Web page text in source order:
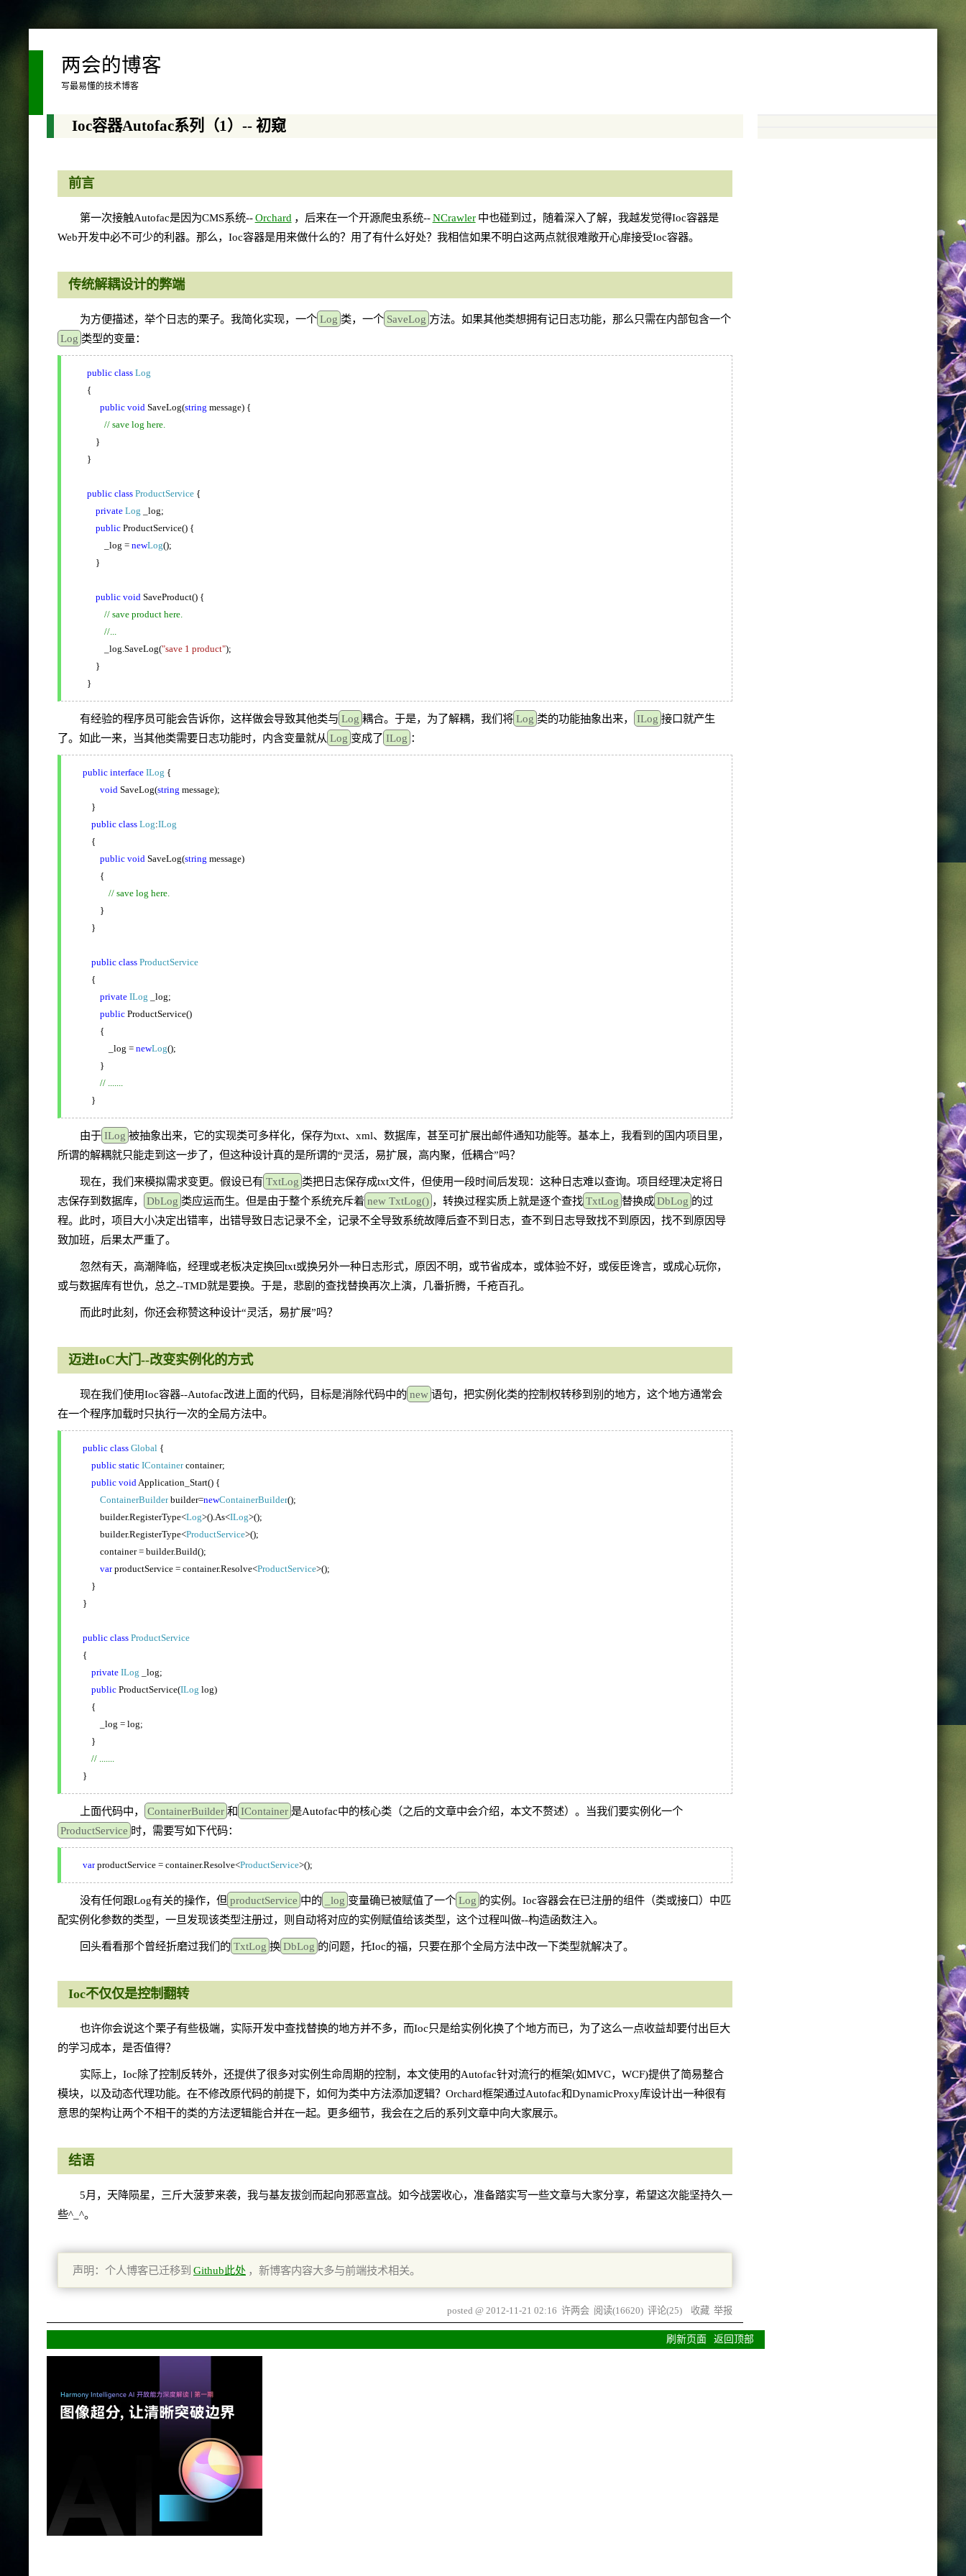
两会的博客
写最易懂的技术博客
Ioc容器Autofac系列（1）-- 初窥
前言
第一次接触Autofac是因为CMS系统--Orchard ，后来在一个开源爬虫系统--NCrawler 中也碰到过，随着深入了解，我越发觉得Ioc容器是
Web开发中必不可少的利器。那么，Ioc容器是用来做什么的？用了有什么好处？我相信如果不明白这两点就很难敞开心扉接受Ioc容器。
传统解耦设计的弊端
为方便描述，举个日志的栗子。我简化实现，一个 Log 类，一个 SaveLog 方法。如果其他类想拥有记日志功能，那么只需在内部包含一个
Log 类型的变量：
public class Log
{
public void SaveLog(string message) {
// save log here.
}
}
public class ProductService {
private Log _log;
public ProductService() {
_log = newLog();
}
public void SaveProduct() {
// save product here.
//...
_log.SaveLog("save 1 product");
}
}
有经验的程序员可能会告诉你，这样做会导致其他类与 Log 耦合。于是，为了解耦，我们将 Log 类的功能抽象出来， ILog 接口就产生
了。如此一来，当其他类需要日志功能时，内含变量就从 Log 变成了 ILog ：
public interface ILog {
void SaveLog(string message);
}
public class Log:ILog
{
public void SaveLog(string message)
{
// save log here.
}
}
public class ProductService
{
private ILog _log;
public ProductService()
{
_log = newLog();
}
// .......
}
由于 ILog 被抽象出来，它的实现类可多样化，保存为txt、xml、数据库，甚至可扩展出邮件通知功能等。基本上，我看到的国内项目里，
所谓的解耦就只能走到这一步了，但这种设计真的是所谓的“灵活，易扩展，高内聚，低耦合”吗？
现在，我们来模拟需求变更。假设已有 TxtLog 类把日志保存成txt文件，但使用一段时间后发现：这种日志难以查询。项目经理决定将日
志保存到数据库，
DbLog 类应运而生。但是由于整个系统充斥着 new TxtLog() ，转换过程实质上就是逐个查找 TxtLog 替换成 DbLog 的过
程。此时，项目大小决定出错率，出错导致日志记录不全，记录不全导致系统故障后查不到日志，查不到日志导致找不到原因，找不到原因导
致加班，后果太严重了。
忽然有天，高潮降临，经理或老板决定换回txt或换另外一种日志形式，原因不明，或节省成本，或体验不好，或佞臣谗言，或成心玩你，
或与数据库有世仇，总之--TMD就是要换。于是，悲剧的查找替换再次上演，几番折腾，千疮百孔。
而此时此刻，你还会称赞这种设计“灵活，易扩展”吗？
迈进IoC大门--改变实例化的方式
现在我们使用Ioc容器--Autofac改进上面的代码，目标是消除代码中的 new 语句，把实例化类的控制权转移到别的地方，这个地方通常会
在一个程序加载时只执行一次的全局方法中。
public class Global {
public static IContainer container;
public voidApplication_Start() {
ContainerBuilder builder=newContainerBuilder();
builder.RegisterType<Log>().As<ILog>();
builder.RegisterType<ProductService>();
container = builder.Build();
var productService = container.Resolve<ProductService>();
}
}
public class ProductService
{
private ILog _log;
public ProductService(ILog log)
{
_log = log;
}
// .......
}
上面代码中， ContainerBuilder 和 IContainer 是Autofac中的核心类（之后的文章中会介绍，本文不赘述）。当我们要实例化一个
ProductService 时，需要写如下代码：
var productService = container.Resolve<ProductService>();
没有任何跟Log有关的操作，但 productService 中的 _log 变量确已被赋值了一个 Log 的实例。Ioc容器会在已注册的组件（类或接口）中匹
配实例化参数的类型，一旦发现该类型注册过，则自动将对应的实例赋值给该类型，这个过程叫做--构造函数注入。
回头看看那个曾经折磨过我们的 TxtLog 换 DbLog 的问题，托Ioc的福，只要在那个全局方法中改一下类型就解决了。
Ioc不仅仅是控制翻转
也许你会说这个栗子有些极端，实际开发中查找替换的地方并不多，而Ioc只是给实例化换了个地方而已，为了这么一点收益却要付出巨大
的学习成本，是否值得？
实际上，Ioc除了控制反转外，还提供了很多对实例生命周期的控制，本文使用的Autofac针对流行的框架(如MVC，WCF)提供了简易整合
模块，以及动态代理功能。在不修改原代码的前提下，如何为类中方法添加逻辑？Orchard框架通过Autofac和DynamicProxy库设计出一种很有
意思的架构让两个不相干的类的方法逻辑能合并在一起。更多细节，我会在之后的系列文章中向大家展示。
结语
5月，天降陨星，三斤大菠萝来袭，我与基友拔剑而起向邪恶宣战。如今战罢收心，准备踏实写一些文章与大家分享，希望这次能坚持久一
些^_^。
声明：个人博客已迁移到 Github此处 ，新博客内容大多与前端技术相关。
posted @ 2012-11-21 02:16 许两会 阅读(16620) 评论(25) 收藏 举报
刷新页面 返回顶部